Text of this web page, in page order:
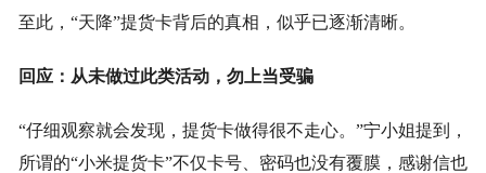
至此，“天降”提货卡背后的真相，似乎已逐渐清晰。
回应：从未做过此类活动，勿上当受骗
“仔细观察就会发现，提货卡做得很不走心。”宁小姐提到，
所谓的“小米提货卡”不仅卡号、密码也没有覆膜，感谢信也